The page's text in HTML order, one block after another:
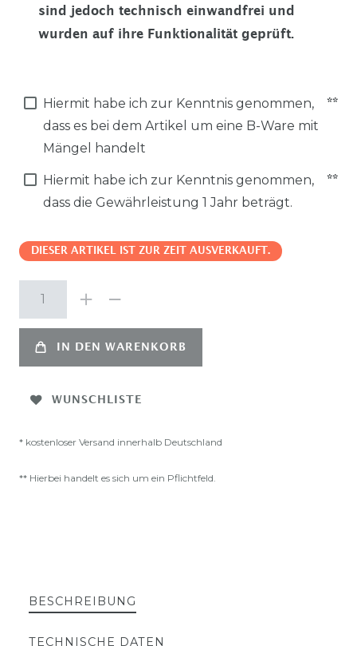
sind jedoch technisch einwandfrei und
wurden auf ihre Funktionalität geprüft.
Hiermit habe ich zur Kenntnis genommen,
dass es bei dem Artikel um eine B-Ware mit
Mängel handelt
**
Hiermit habe ich zur Kenntnis genommen,
dass die Gewährleistung 1 Jahr beträgt.
**
DIESER ARTIKEL IST ZUR ZEIT AUSVERKAUFT.
IN DEN WARENKORB
WUNSCHLISTE
* kostenloser Versand innerhalb Deutschland
** Hierbei handelt es sich um ein Pflichtfeld.
BESCHREIBUNG
TECHNISCHE DATEN